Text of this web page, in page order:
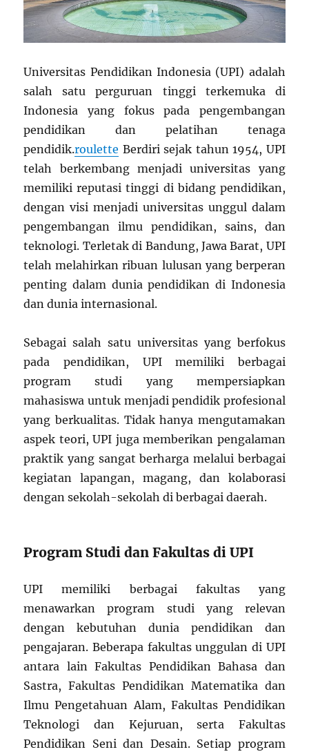
Universitas Pendidikan Indonesia (UPI) adalah
salah satu perguruan tinggi terkemuka di
Indonesia yang fokus pada pengembangan
pendidikan dan pelatihan tenaga
pendidik.roulette Berdiri sejak tahun 1954, UPI
telah berkembang menjadi universitas yang
memiliki reputasi tinggi di bidang pendidikan,
dengan visi menjadi universitas unggul dalam
pengembangan ilmu pendidikan, sains, dan
teknologi. Terletak di Bandung, Jawa Barat, UPI
telah melahirkan ribuan lulusan yang berperan
penting dalam dunia pendidikan di Indonesia
dan dunia internasional.
Sebagai salah satu universitas yang berfokus
pada pendidikan, UPI memiliki berbagai
program studi yang mempersiapkan
mahasiswa untuk menjadi pendidik profesional
yang berkualitas. Tidak hanya mengutamakan
aspek teori, UPI juga memberikan pengalaman
praktik yang sangat berharga melalui berbagai
kegiatan lapangan, magang, dan kolaborasi
dengan sekolah-sekolah di berbagai daerah.
Program Studi dan Fakultas di UPI
UPI memiliki berbagai fakultas yang
menawarkan program studi yang relevan
dengan kebutuhan dunia pendidikan dan
pengajaran. Beberapa fakultas unggulan di UPI
antara lain Fakultas Pendidikan Bahasa dan
Sastra, Fakultas Pendidikan Matematika dan
Ilmu Pengetahuan Alam, Fakultas Pendidikan
Teknologi dan Kejuruan, serta Fakultas
Pendidikan Seni dan Desain. Setiap program